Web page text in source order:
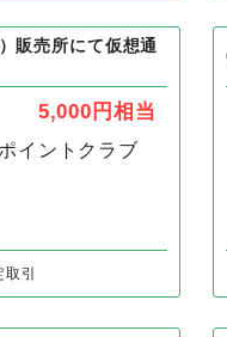
ティポイントクラブ
販売所にて仮想通
イントクラブ